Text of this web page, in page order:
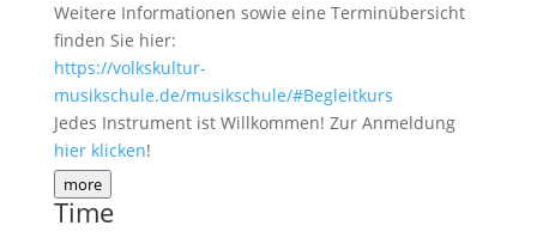
Weitere Informationen sowie eine Terminübersicht
finden Sie hier:
https://volkskultur-
musikschule.de/musikschule/#Begleitkurs
Jedes Instrument ist Willkommen! Zur Anmeldung
hier klicken!
more
Time